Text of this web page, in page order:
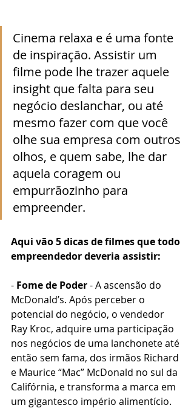
Cinema relaxa e é uma fonte
de inspiração. Assistir um
filme pode lhe trazer aquele
insight que falta para seu
negócio deslanchar, ou até
mesmo fazer com que você
olhe sua empresa com outros
olhos, e quem sabe, lhe dar
aquela coragem ou
empurrãozinho para
empreender.
Aqui vão 5 dicas de filmes que todo
empreendedor deveria assistir:
- Fome de Poder - A ascensão do
McDonald’s. Após perceber o
potencial do negócio, o vendedor
Ray Kroc, adquire uma participação
nos negócios de uma lanchonete até
então sem fama, dos irmãos Richard
e Maurice “Mac” McDonald no sul da
Califórnia, e transforma a marca em
um gigantesco império alimentício.